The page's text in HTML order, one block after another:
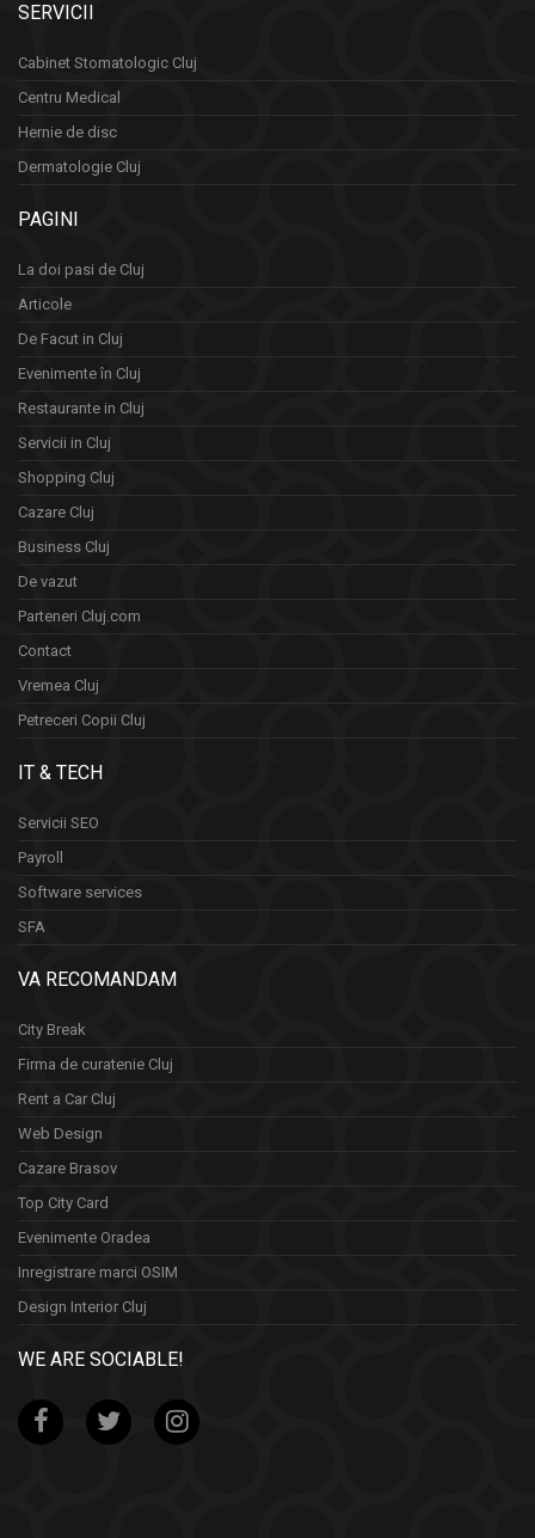
SERVICII
Cabinet Stomatologic Cluj
Centru Medical
Hernie de disc
Dermatologie Cluj
PAGINI
La doi pasi de Cluj
Articole
De Facut in Cluj
Evenimente în Cluj
Restaurante in Cluj
Servicii in Cluj
Shopping Cluj
Cazare Cluj
Business Cluj
De vazut
Parteneri Cluj.com
Contact
Vremea Cluj
Petreceri Copii Cluj
IT & TECH
Servicii SEO
Payroll
Software services
SFA
VA RECOMANDAM
City Break
Firma de curatenie Cluj
Rent a Car Cluj
Web Design
Cazare Brasov
Top City Card
Evenimente Oradea
Inregistrare marci OSIM
Design Interior Cluj
WE ARE SOCIABLE!